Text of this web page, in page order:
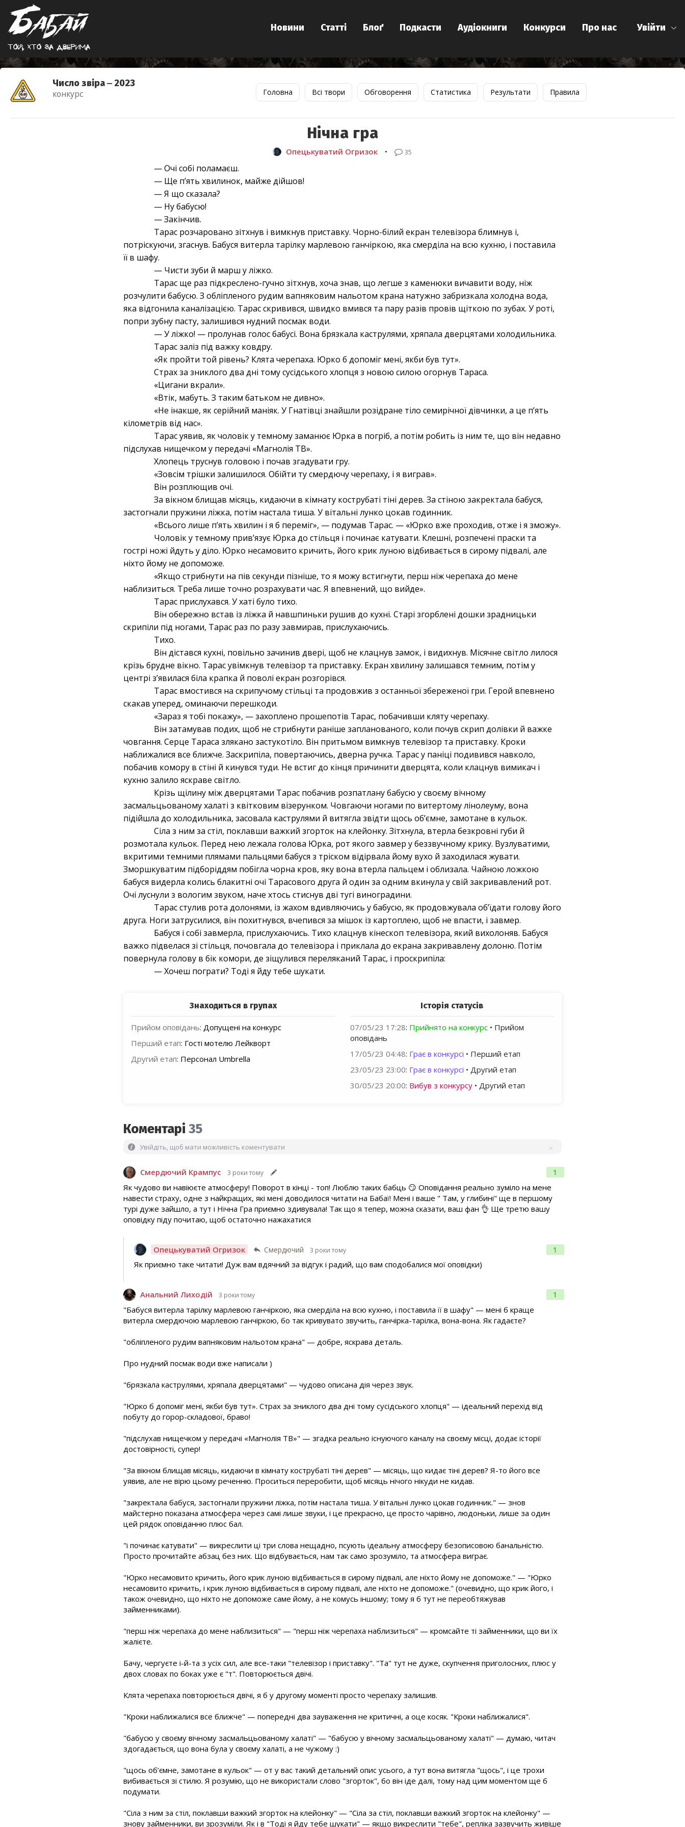
Той, хто за дверима
Увійти
Новини Статті Блоґ Подкасти Аудіокниги Конкурси Про нас
Число звіра ‒ 2023
конкурс Головна Всі твори Обговорення Статистика Результати Правила
Нічна гра
Опецькуватий Огризок • 35
— Очі собі поламаєш.
— Ще п’ять хвилинок, майже дійшов!
— Я що сказала?
— Ну бабусю!
— Закінчив.
Тарас розчаровано зітхнув і вимкнув приставку. Чорно-білий екран телевізора блимнув і,
потріскуючи, згаснув. Бабуся витерла тарілку марлевою ганчіркою, яка смерділа на всю кухню, і поставила
її в шафу.
— Чисти зуби й марш у ліжко.
Тарас ще раз підкреслено-гучно зітхнув, хоча знав, що легше з каменюки вичавити воду, ніж
розчулити бабусю. З обліпленого рудим вапняковим нальотом крана натужно забризкала холодна вода,
яка відгонила каналізацією. Тарас скривився, швидко вмився та пару разів провів щіткою по зубах. У роті,
попри зубну пасту, залишився нудний посмак води.
— У ліжко! — пролунав голос бабусі. Вона брязкала каструлями, хряпала дверцятами холодильника.
Тарас заліз під важку ковдру.
«Як пройти той рівень? Клята черепаха. Юрко б допоміг мені, якби був тут».
Страх за зниклого два дні тому сусідського хлопця з новою силою огорнув Тараса.
«Цигани вкрали».
«Втік, мабуть. З таким батьком не дивно».
«Не інакше, як серійний маніяк. У Гнатівці знайшли розідране тіло семирічної дівчинки, а це п’ять
кілометрів від нас».
Тарас уявив, як чоловік у темному заманює Юрка в погріб, а потім робить із ним те, що він недавно
підслухав нищечком у передачі «Магнолія ТВ».
Хлопець труснув головою і почав згадувати гру.
«Зовсім трішки залишилося. Обійти ту смердючу черепаху, і я виграв».
Він розплющив очі.
За вікном блищав місяць, кидаючи в кімнату кострубаті тіні дерев. За стіною закректала бабуся,
застогнали пружини ліжка, потім настала тиша. У вітальні лунко цокав годинник.
«Всього лише п’ять хвилин і я б переміг», — подумав Тарас. — «Юрко вже проходив, отже і я зможу».
Чоловік у темному прив’язує Юрка до стільця і починає катувати. Клешні, розпечені праски та
гострі ножі йдуть у діло. Юрко несамовито кричить, його крик луною відбивається в сирому підвалі, але
ніхто йому не допоможе.
«Якщо стрибнути на пів секунди пізніше, то я можу встигнути, перш ніж черепаха до мене
наблизиться. Треба лише точно розрахувати час. Я впевнений, що вийде».
Тарас прислухався. У хаті було тихо.
Він обережно встав із ліжка й навшпиньки рушив до кухні. Старі згорблені дошки зрадницьки
скрипіли під ногами, Тарас раз по разу завмирав, прислухаючись.
Тихо.
Він дістався кухні, повільно зачинив двері, щоб не клацнув замок, і видихнув. Місячне світло лилося
крізь брудне вікно. Тарас увімкнув телевізор та приставку. Екран хвилину залишався темним, потім у
центрі з’явилася біла крапка й поволі екран розгорівся.
Тарас вмостився на скрипучому стільці та продовжив з останньої збереженої гри. Герой впевнено
скакав уперед, оминаючи перешкоди.
«Зараз я тобі покажу», — захоплено прошепотів Тарас, побачивши кляту черепаху.
Він затамував подих, щоб не стрибнути раніше запланованого, коли почув скрип долівки й важке
човгання. Серце Тараса злякано застукотіло. Він притьмом вимкнув телевізор та приставку. Кроки
наближалися все ближче. Заскрипіла, повертаючись, дверна ручка. Тарас у паніці подивився навколо,
побачив комору в стіні й кинувся туди. Не встиг до кінця причинити дверцята, коли клацнув вимикач і
кухню залило яскраве світло.
Крізь щілину між дверцятами Тарас побачив розпатлану бабусю у своєму вічному
засмальцьованому халаті з квітковим візерунком. Човгаючи ногами по витертому лінолеуму, вона
підійшла до холодильника, засовала каструлями й витягла звідти щось об’ємне, замотане в кульок.
Сіла з ним за стіл, поклавши важкий згорток на клейонку. Зітхнула, втерла безкровні губи й
розмотала кульок. Перед нею лежала голова Юрка, рот якого завмер у беззвучному крику. Вузлуватими,
вкритими темними плямами пальцями бабуся з тріском відірвала йому вухо й заходилася жувати.
Зморшкуватим підборіддям побігла чорна кров, яку вона втерла пальцем і облизала. Чайною ложкою
бабуся видерла колись блакитні очі Тарасового друга й один за одним вкинула у свій закривавлений рот.
Очі луснули з вологим звуком, наче хтось стиснув дві тугі виноградини.
Тарас стулив рота долонями, із жахом вдивляючись у бабусю, як продовжувала об’їдати голову його
друга. Ноги затрусилися, він похитнувся, вчепився за мішок із картоплею, щоб не впасти, і завмер.
Бабуся і собі завмерла, прислухаючись. Тихо клацнув кінескоп телевізора, який вихолоняв. Бабуся
важко підвелася зі стільця, почовгала до телевізора і приклала до екрана закривавлену долоню. Потім
повернула голову в бік комори, де зіщулився переляканий Тарас, і проскрипіла:
— Хочеш пограти? Тоді я йду тебе шукати.
Знаходиться в групах
Прийом оповідань:Допущені на конкурс
Перший етап: Гості мотелю Лейкворт
Другий етап: Персонал Umbrella
Історія статусів
07/05/23 17:28: Прийнято на конкурс• Прийом
оповідань
17/05/23 04:48: Грає в конкурсі • Перший етап
23/05/23 23:00: Грає в конкурсі • Другий етап
30/05/23 20:00: Вибув з конкурсу• Другий етап
Коментарі35
Увійдіть, щоб мати можливість коментувати
Смердючий Крампус 3 роки тому
1
Як чудово ви навіюєте атмосферу! Поворот в кінці - топ! Люблю таких бабць 😏 Оповідання реально зуміло на мене
навести страху, одне з найкращих, які мені доводилося читати на Бабаї! Мені і ваше " Там, у глибині" ще в першому
турі дуже зайшло, а тут і Нічна Гра приємно здивувала! Так що я тепер, можна сказати, ваш фан 👌 Ще третю вашу
оповідку піду почитаю, щоб остаточно нажахатися
Опецькуватий Огризок Смердючий 3 роки тому
1
Як приємно таке читати! Дуж вам вдячний за відгук і радий, що вам сподобалися мої оповідки)
Анальний Лиходій 3 роки тому
1
"Бабуся витерла тарілку марлевою ганчіркою, яка смерділа на всю кухню, і поставила її в шафу" — мені б краще
витерла смердючою марлевою ганчіркою, бо так кривувато звучить, ганчірка-тарілка, вона-вона. Як гадаєте?
"обліпленого рудим вапняковим нальотом крана" — добре, яскрава деталь.
Про нудний посмак води вже написали )
"брязкала каструлями, хряпала дверцятами" — чудово описана дія через звук.
"Юрко б допоміг мені, якби був тут». Страх за зниклого два дні тому сусідського хлопця" — ідеальний перехід від
побуту до горор-складової, браво!
"підслухав нищечком у передачі «Магнолія ТВ»" — згадка реально існуючого каналу на своєму місці, додає історії
достовірності, супер!
"За вікном блищав місяць, кидаючи в кімнату кострубаті тіні дерев" — місяць, що кидає тіні дерев? Я-то його все
уявив, але не вірю цьому реченню. Проситься переробити, щоб місяць нічого нікуди не кидав.
"закректала бабуся, застогнали пружини ліжка, потім настала тиша. У вітальні лунко цокав годинник." — знов
майстерно показана атмосфера через самі лише звуки, і це прекрасно, це просто чарівно, людоньки, лише за один
цей рядок оповіданню плюс бал.
"і починає катувати" — викреслити ці три слова нещадно, псують ідеальну атмосферу безописовою банальністю.
Просто прочитайте абзац без них. Що відбувається, нам так само зрозуміло, та атмосфера виграє.
"Юрко несамовито кричить, його крик луною відбивається в сирому підвалі, але ніхто йому не допоможе." — "Юрко
несамовито кричить, і крик луною відбивається в сирому підвалі, але ніхто не допоможе." (очевидно, що крик його, і
також очевидно, що ніхто не допоможе саме йому, а не комусь іншому; тому я б тут не переобтяжував
займенниками).
"перш ніж черепаха до мене наблизиться" — "перш ніж черепаха наблизиться" — кромсайте ті займенники, що ви їх
жалієте.
Бачу, чергуєте і-й-та з усіх сил, але все-таки "телевізор і приставку". "Та" тут не дуже, скупчення приголосних, плюс у
двох словах по боках уже є "т". Повторюється двічі.
Клята черепаха повторюється двічі, я б у другому моменті просто черепаху залишив.
"Кроки наближалися все ближче" — попередні два зауваження не критичні, а оце косяк. "Кроки наближалися".
"бабусю у своєму вічному засмальцьованому халаті" — "бабусю у вічному засмальцьованому халаті" — думаю, читач
здогадається, що вона була у своєму халаті, а не чужому :)
"щось об’ємне, замотане в кульок" — от у вас такий детальний опис усього, а тут вона витягла "щось", і це трохи
вибивається зі стилю. Я розумію, що не використали слово "згорток", бо він іде далі, тому над цим моментом ще б
подумати.
"Сіла з ним за стіл, поклавши важкий згорток на клейонку" — "Сіла за стіл, поклавши важкий згорток на клейонку" —
знову займенники, ви зрозуміли. Як і в "Тоді я йду тебе шукати" — якщо викреслити "тебе", репліка зазвучить живіше